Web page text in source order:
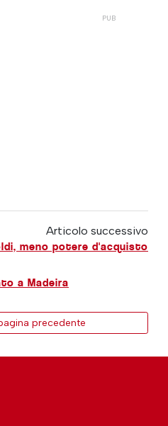
Articolo successivo
meno potere d'acquisto
a Madeira
precedente